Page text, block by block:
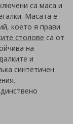
са маса и
Масата е
което я прави
столове са от
на
и
синтетичен